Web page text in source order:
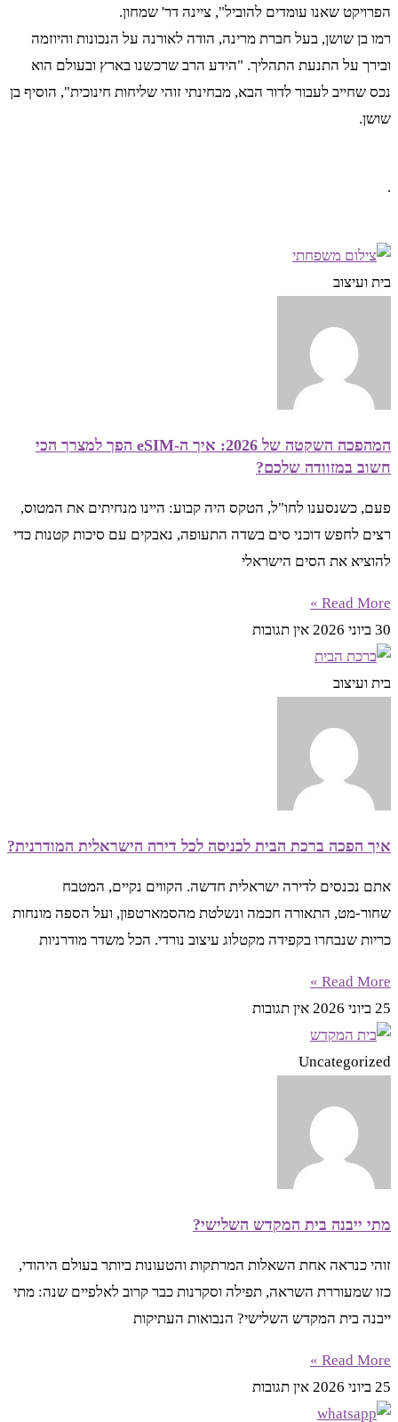
הפרויקט שאנו עומדים להוביל", ציינה דר' שמחון.
רמו בן שושן, בעל חברת מרינה, הודה לאורנה על הנכונות והיוזמה
ובירך על התנעת התהליך. "הידע הרב שרכשנו בארץ ובעולם הוא
נכס שחייב לעבור לדור הבא, מבחינתי זוהי שליחות חינוכית", הוסיף בן
שושן.
.
בית ועיצוב
המהפכה השקטה של 2026: איך ה-eSIM הפך למצרך הכי
חשוב במזוודה שלכם?
פעם, כשנסענו לחו"ל, הטקס היה קבוע: היינו מנחיתים את המטוס,
רצים לחפש דוכני סים בשדה התעופה, נאבקים עם סיכות קטנות כדי
להוציא את הסים הישראלי
Read More »
30 ביוני 2026
אין תגובות
בית ועיצוב
איך הפכה ברכת הבית לכניסה לכל דירה הישראלית המודרנית?
אתם נכנסים לדירה ישראלית חדשה. הקווים נקיים, המטבח
שחור-מט, התאורה חכמה ונשלטת מהסמארטפון, ועל הספה מונחות
כריות שנבחרו בקפידה מקטלוג עיצוב נורדי. הכל משדר מודרניות
Read More »
25 ביוני 2026
אין תגובות
Uncategorized
מתי ייבנה בית המקדש השלישי?
זוהי כנראה אחת השאלות המרתקות והטעונות ביותר בעולם היהודי,
כזו שמעוררת השראה, תפילה וסקרנות כבר קרוב לאלפיים שנה: מתי
ייבנה בית המקדש השלישי? הנבואות העתיקות
Read More »
25 ביוני 2026
אין תגובות